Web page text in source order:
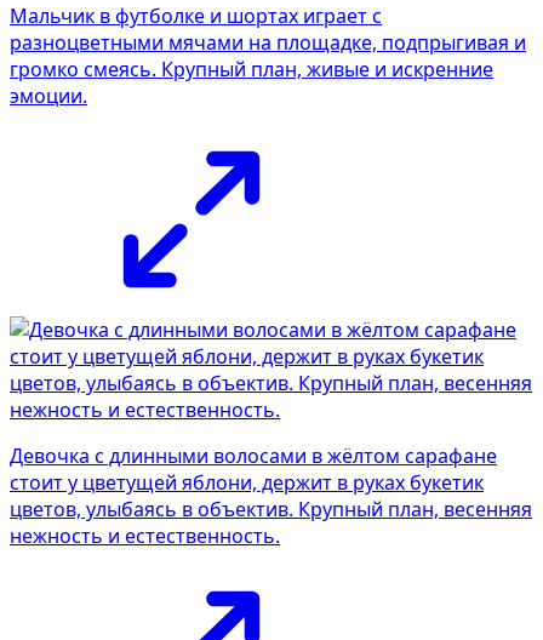
Мальчик в футболке и шортах играет с
разноцветными мячами на площадке, подпрыгивая и
громко смеясь. Крупный план, живые и искренние
эмоции.
Девочка с длинными волосами в жёлтом сарафане
стоит у цветущей яблони, держит в руках букетик
цветов, улыбаясь в объектив. Крупный план, весенняя
нежность и естественность.